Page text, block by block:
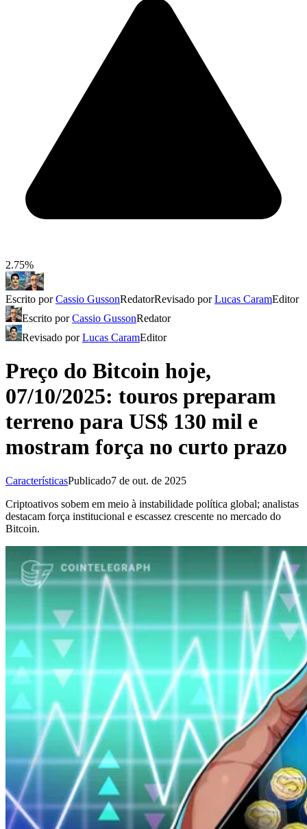
2.75%
Escrito porCassio GussonRedatorRevisado porLucas CaramEditor
Escrito porCassio GussonRedator
Revisado porLucas CaramEditor
Preço do Bitcoin hoje,
07/10/2025: touros preparam
terreno para US$ 130 mil e
mostram força no curto prazo
CaracterísticasPublicado7 de out. de 2025
Criptoativos sobem em meio à instabilidade política global; analistas
destacam força institucional e escassez crescente no mercado do
Bitcoin.